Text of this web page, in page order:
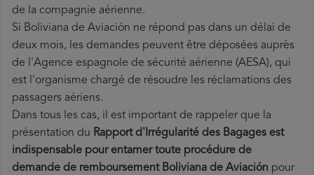
de la compagnie aérienne.
Si Boliviana de Aviación ne répond pas dans un délai de
deux mois, les demandes peuvent être déposées auprès
de l'Agence espagnole de sécurité aérienne (AESA), qui
est l'organisme chargé de résoudre les réclamations des
passagers aériens.
Dans tous les cas, il est important de rappeler que la
présentation du Rapport d'Irrégularité des Bagages est
indispensable pour entamer toute procédure de
demande de remboursement Boliviana de Aviación pour